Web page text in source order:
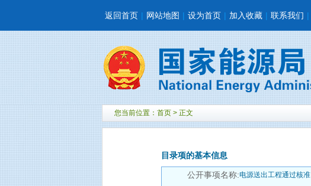
返回首页 | 网站地图 | 设为首页 | 加入收藏 | 联系我们 |
您当前位置： 首页 > 正文
目录项的基本信息
公开事项名称:电源送出工程通过核准